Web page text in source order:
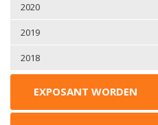
2020
2019
2018
EXPOSANT WORDEN